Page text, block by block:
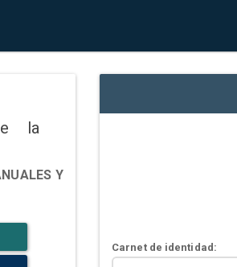
la
Y
Carnet de identidad: